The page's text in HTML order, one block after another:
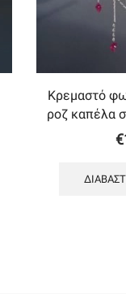
Κρεμαστό
ροζ καπέλα
€